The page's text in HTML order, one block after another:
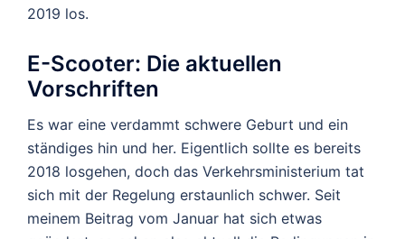
2019 los.
E-Scooter: Die aktuellen
Vorschriften
Es war eine verdammt schwere Geburt und ein
ständiges hin und her. Eigentlich sollte es bereits
2018 losgehen, doch das Verkehrsministerium tat
sich mit der Regelung erstaunlich schwer. Seit
meinem Beitrag vom Januar hat sich etwas